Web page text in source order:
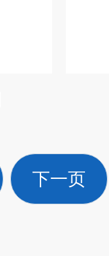
下一页